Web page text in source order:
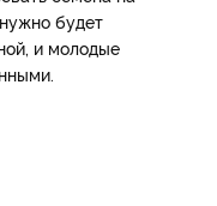
будет
и молодые